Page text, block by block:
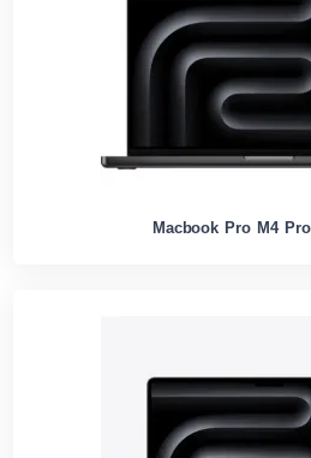
Macbook Pro M4